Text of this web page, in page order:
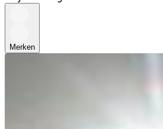
Merken